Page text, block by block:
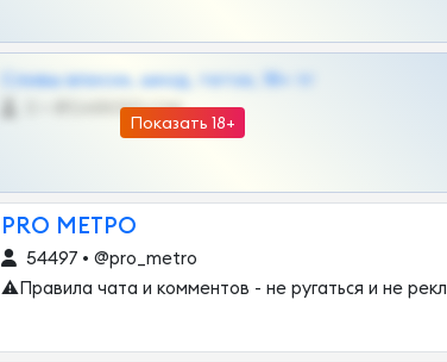
Показать 18+
Сливы вписок, шкод, теток, 18+ тг
@DARK15FLOWSBOT
PRO МЕТРО
54497 • @pro_metro
⚠️Правила чата и комментов - не ругаться и не рекл